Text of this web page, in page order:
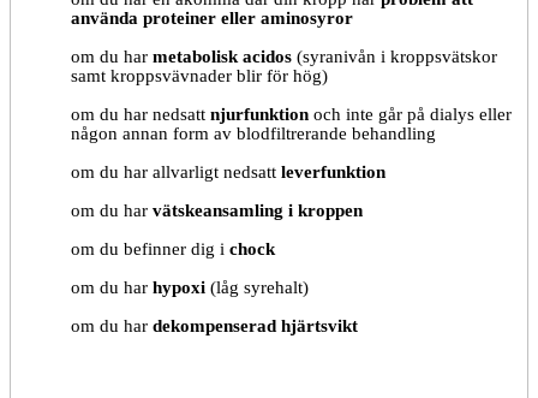
använda proteiner eller aminosyror
om du har metabolisk acidos (syranivån i kroppsvätskor
samt kroppsvävnader blir för hög)
om du har nedsatt njurfunktion och inte går på dialys eller
någon annan form av blodfiltrerande behandling
om du har allvarligt nedsatt leverfunktion
om du har vätskeansamling i kroppen
om du befinner dig i chock
om du har hypoxi (låg syrehalt)
om du har dekompenserad hjärtsvikt